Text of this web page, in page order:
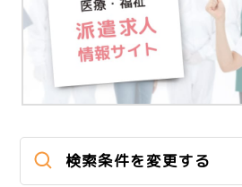
検索条件を変更する